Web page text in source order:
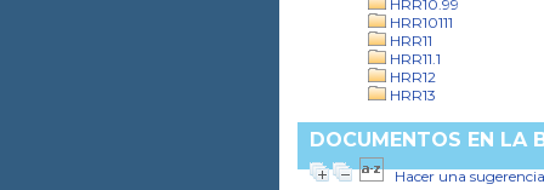
HRR10.99
HRR10111
HRR11
HRR11.1
HRR12
HRR13
DOCUMENTOS EN LA
Hacer una sugerencia